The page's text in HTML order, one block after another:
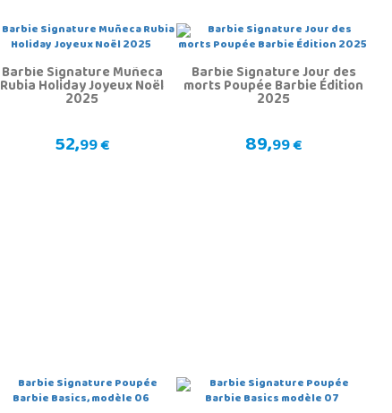
Barbie Signature Muñeca
Rubia Holiday Joyeux Noël
2025
52,99 €
Barbie Signature Jour des
morts Poupée Barbie Édition
2025
89,99 €